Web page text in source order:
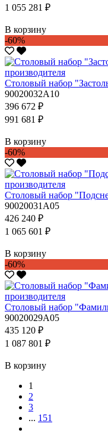
1 055 281 ₽
В корзину
-60%
Столовый набор
90020032А10
396 672 ₽
991 681 ₽
В корзину
-60%
Столовый набор
90020031А05
426 240 ₽
1 065 601 ₽
В корзину
-60%
Столовый набор
90020029А05
435 120 ₽
1 087 801 ₽
В корзину
1
2
3
... 151